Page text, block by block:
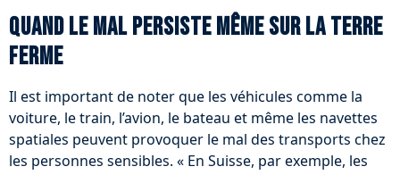
Quand le mal persiste même sur la terre
ferme
Il est important de noter que les véhicules comme la
voiture, le train, l’avion, le bateau et même les navettes
spatiales peuvent provoquer le mal des transports chez
les personnes sensibles. « En Suisse, par exemple, les